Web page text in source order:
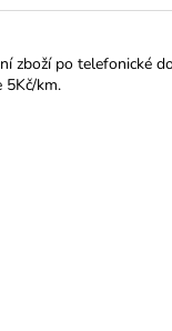
zboží po telefonické
5Kč/km.